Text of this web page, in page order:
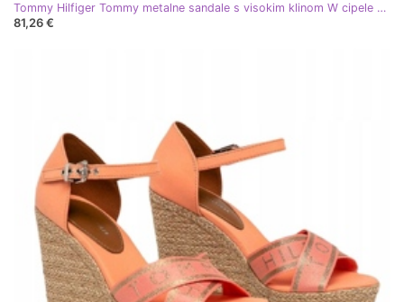
Tommy Hilfiger Tommy metalne sandale s visokim klinom W cipele FW0FW04753 plava
81,26 €